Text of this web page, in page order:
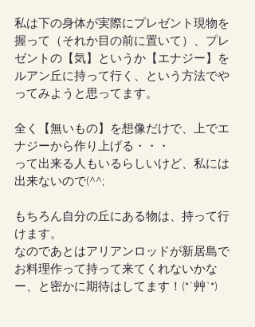
私は下の身体が実際にプレゼント現物を
握って（それか目の前に置いて）、プレ
ゼントの【気】というか【エナジー】を
ルアン丘に持って行く、という方法でや
ってみようと思ってます。
全く【無いもの】を想像だけで、上でエ
ナジーから作り上げる・・・
って出来る人もいるらしいけど、私には
出来ないので(^^;
もちろん自分の丘にある物は、持って行
けます。
なのであとはアリアンロッドが新居島で
お料理作って持って来てくれないかな
ー、と密かに期待はしてます！(*´艸`*)